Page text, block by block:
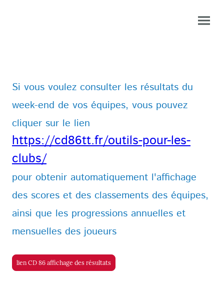
Si vous voulez consulter les résultats du
week-end de vos équipes, vous pouvez
cliquer sur le lien
https://cd86tt.fr/outils-pour-les-
clubs/
pour obtenir automatiquement l'affichage
des scores et des classements des équipes,
ainsi que les progressions annuelles et
mensuelles des joueurs
lien CD 86 affichage des résultats